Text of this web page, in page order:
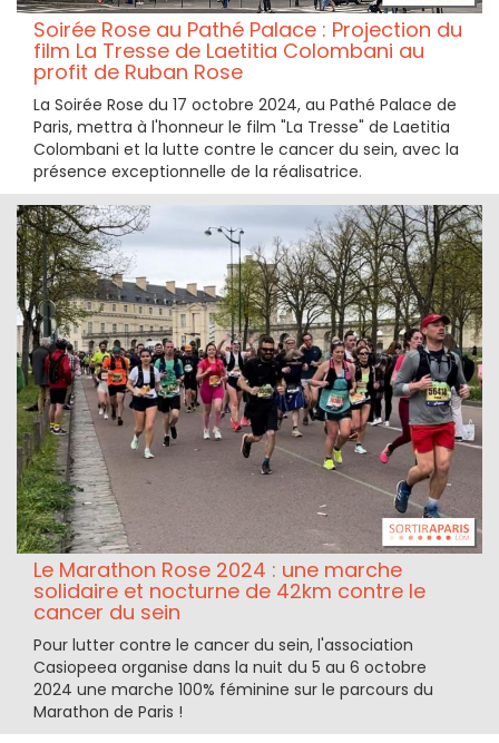
Soirée Rose au Pathé Palace : Projection du
film La Tresse de Laetitia Colombani au
profit de Ruban Rose
La Soirée Rose du 17 octobre 2024, au Pathé Palace de
Paris, mettra à l'honneur le film "La Tresse" de Laetitia
Colombani et la lutte contre le cancer du sein, avec la
présence exceptionnelle de la réalisatrice.
Le Marathon Rose 2024 : une marche
solidaire et nocturne de 42km contre le
cancer du sein
Pour lutter contre le cancer du sein, l'association
Casiopeea organise dans la nuit du 5 au 6 octobre
2024 une marche 100% féminine sur le parcours du
Marathon de Paris !